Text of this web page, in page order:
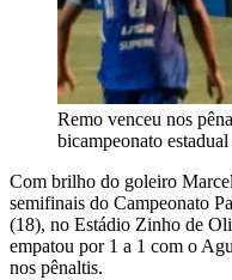
Remo venceu nos
bicampeonato estadual
Com brilho do goleiro
semifinais do Campeonato
(18), no Estádio Zinho de
empatou por 1 a 1 com o
nos pênaltis.